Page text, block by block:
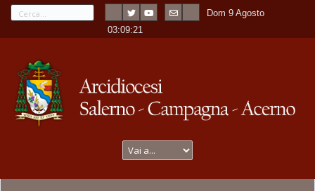
Dom 9 Agosto
-03:09:22